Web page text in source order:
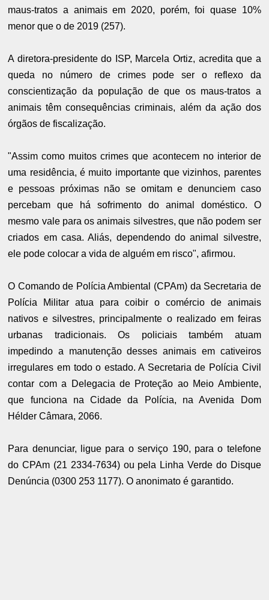
maus-tratos a animais em 2020, porém, foi quase 10%
menor que o de 2019 (257).
A diretora-presidente do ISP, Marcela Ortiz, acredita que a
queda no número de crimes pode ser o reflexo da
conscientização da população de que os maus-tratos a
animais têm consequências criminais, além da ação dos
órgãos de fiscalização.
"Assim como muitos crimes que acontecem no interior de
uma residência, é muito importante que vizinhos, parentes
e pessoas próximas não se omitam e denunciem caso
percebam que há sofrimento do animal doméstico. O
mesmo vale para os animais silvestres, que não podem ser
criados em casa. Aliás, dependendo do animal silvestre,
ele pode colocar a vida de alguém em risco", afirmou.
O Comando de Polícia Ambiental (CPAm) da Secretaria de
Polícia Militar atua para coibir o comércio de animais
nativos e silvestres, principalmente o realizado em feiras
urbanas tradicionais. Os policiais também atuam
impedindo a manutenção desses animais em cativeiros
irregulares em todo o estado. A Secretaria de Polícia Civil
contar com a Delegacia de Proteção ao Meio Ambiente,
que funciona na Cidade da Polícia, na Avenida Dom
Hélder Câmara, 2066.
Para denunciar, ligue para o serviço 190, para o telefone
do CPAm (21 2334-7634) ou pela Linha Verde do Disque
Denúncia (0300 253 1177). O anonimato é garantido.